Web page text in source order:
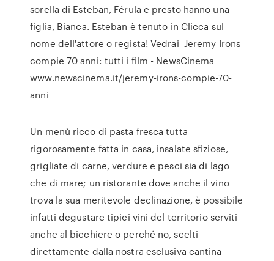
sorella di Esteban, Férula e presto hanno una
figlia, Bianca. Esteban è tenuto in Clicca sul
nome dell'attore o regista! Vedrai Jeremy Irons
compie 70 anni: tutti i film - NewsCinema
www.newscinema.it/jeremy-irons-compie-70-
anni
Un menù ricco di pasta fresca tutta
rigorosamente fatta in casa, insalate sfiziose,
grigliate di carne, verdure e pesci sia di lago
che di mare; un ristorante dove anche il vino
trova la sua meritevole declinazione, è possibile
infatti degustare tipici vini del territorio serviti
anche al bicchiere o perché no, scelti
direttamente dalla nostra esclusiva cantina